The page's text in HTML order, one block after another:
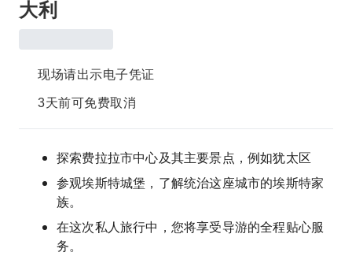
大利
现场请出示电子凭证
3天前可免费取消
探索费拉拉市中心及其主要景点，例如犹太区
参观埃斯特城堡，了解统治这座城市的埃斯特家
族。
在这次私人旅行中，您将享受导游的全程贴心服
务。